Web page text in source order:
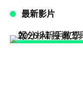
最新影片